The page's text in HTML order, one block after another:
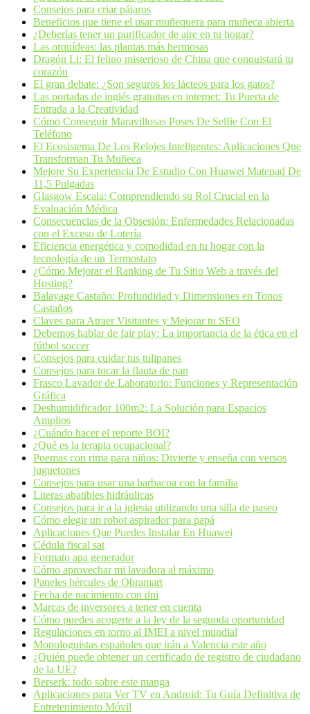
Consejos para criar pájaros
Beneficios que tiene el usar muñequera para muñeca abierta
¿Deberías tener un purificador de aire en tu hogar?
Las orquídeas: las plantas más hermosas
Dragón Li: El felino misterioso de China que conquistará tu
corazón
El gran debate: ¿Son seguros los lácteos para los gatos?
Las portadas de inglés gratuitas en internet: Tu Puerta de
Entrada a la Creatividad
Cómo Conseguir Maravillosas Poses De Selfie Con El
Teléfono
El Ecosistema De Los Relojes Inteligentes: Aplicaciones Que
Transforman Tu Muñeca
Mejore Su Experiencia De Estudio Con Huawei Matepad De
11,5 Pulgadas
Glasgow Escala: Comprendiendo su Rol Crucial en la
Evaluación Médica
Consecuencias de la Obsesión: Enfermedades Relacionadas
con el Exceso de Lotería
Eficiencia energética y comodidad en tu hogar con la
tecnología de un Termostato
¿Cómo Mejorar el Ranking de Tu Sitio Web a través del
Hosting?
Balayage Castaño: Profundidad y Dimensiones en Tonos
Castaños
Claves para Atraer Visitantes y Mejorar tu SEO
Debemos hablar de fair play: La importancia de la ética en el
fútbol soccer
Consejos para cuidar tus tulipanes
Consejos para tocar la flauta de pan
Frasco Lavador de Laboratorio: Funciones y Representación
Gráfica
Deshumidificador 100m2: La Solución para Espacios
Amplios
¿Cuándo hacer el reporte BOI?
¿Qué es la terapia ocupacional?
Poemas con rima para niños: Divierte y enseña con versos
juguetones
Consejos para usar una barbacoa con la familia
Literas abatibles hidráulicas
Consejos para ir a la iglesia utilizando una silla de paseo
Cómo elegir un robot aspirador para papá
Aplicaciones Que Puedes Instalar En Huawei
Cédula fiscal sat
Formato apa generador
Cómo aprovechar mi lavadora al máximo
Paneles hércules de Obramart
Fecha de nacimiento con dni
Marcas de inversores a tener en cuenta
Cómo puedes acogerte a la ley de la segunda oportunidad
Regulaciones en torno al IMEI a nivel mundial
Monologuistas españoles que irán a Valencia este año
¿Quién puede obtener un certificado de registro de ciudadano
de la UE?
Berserk: todo sobre este manga
Aplicaciones para Ver TV en Android: Tu Guía Definitiva de
Entretenimiento Móvil